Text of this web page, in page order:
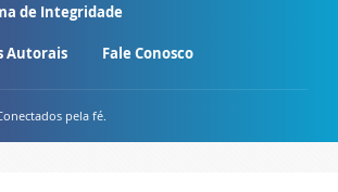
de Integridade
Autorais Fale Conosco
pela fé.